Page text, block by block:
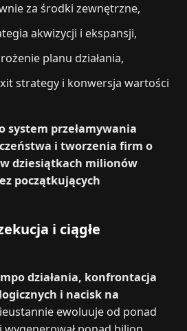
za środki zewnętrzne,
akwizycji i ekspansji,
planu działania,
strategy i konwersja wartości
system przełamywania
i tworzenia firm o
dziesiątkach milionów
początkujących
i ciągłe
działania, konfrontacja
i nacisk na
ewoluuje od ponad